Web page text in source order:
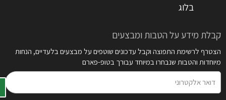
בלוג
קבלת מידע על הטבות ומבצעים
הצטרף לרשימת התפוצה וקבל עדכונים שוטפים על מבצעים בלעדיים, הנחות
מיוחדות והטבות שנבחרו במיוחד עבורך בטופ-פארם
אלקטרוני